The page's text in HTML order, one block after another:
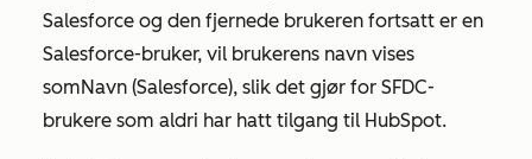
Salesforce og den fjernede brukeren fortsatt er en
Salesforce-bruker, vil brukerens navn vises
somNavn (Salesforce), slik det gjør for SFDC-
brukere som aldri har hatt tilgang til HubSpot.